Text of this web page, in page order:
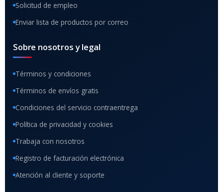
Solicitud de empleo
Enviar lista de productos por correo
Sobre nosotros y legal
Términos y condiciones
Términos de envíos gratis
Condiciones del servicio contraentrega
Política de privacidad y cookies
Trabaja con nosotros
Registro de facturación electrónica
Atención al cliente y soporte